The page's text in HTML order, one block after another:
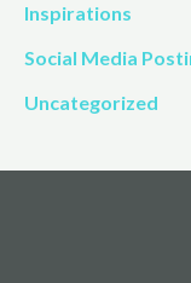
Inspirations
Social Media
Uncategorized